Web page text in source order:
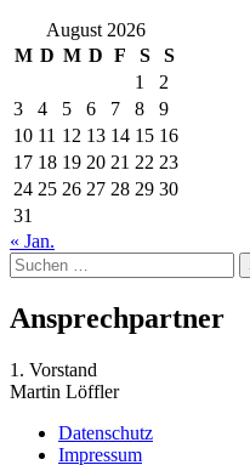
August 2026
M D M D F S
S
1
2
3
4 5 6 7 8
9
10 11 12 13 14 15 16
17 18 19 20 21 22 23
24 25 26 27 28 29 30
31
« Jan.
Suchen
nach:
Ansprechpartner
1. Vorstand
Martin Löffler
Datenschutz
Impressum